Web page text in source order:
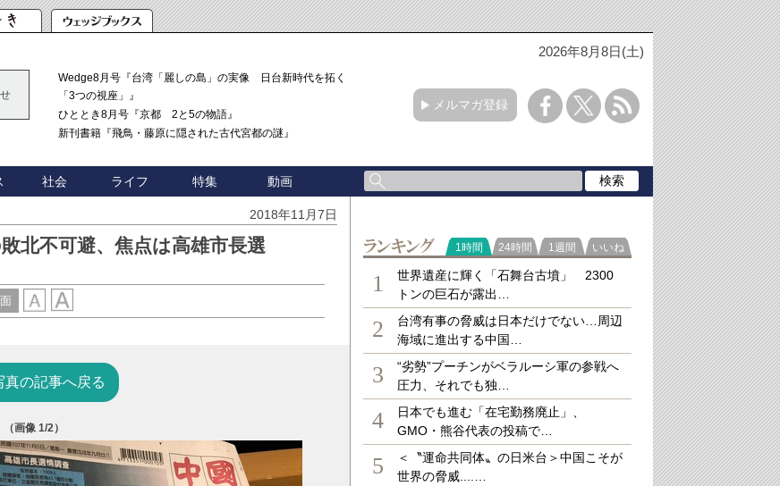
2026年8月8日(土)
Wedge8月号『台湾「麗しの島」の実像 日台新時代を拓く
「3つの視座」』
ひととき8月号『京都 2と5の物語』
新刊書籍『飛鳥・藤原に隠された古代宮都の謎』
メルマガ登録
社会 ライフ 特集 動画
2018年11月7日
北不可避、焦点は高雄市長選
真の記事へ戻る
（画像1/2）
高雄市長選に立候補している国民党の韓國瑜氏
ラ
1時間 24時間 1週間 いいね
1
世界遺産に輝く「石舞台古墳」 2300
トンの巨石が露出…
2
台湾有事の脅威は日本だけでない…周辺
海域に進出する中国…
3
“劣勢”プーチンがベラルーシ軍の参戦へ
圧力、それでも独…
4
日本でも進む「在宅勤務廃止」、
GMO・熊谷代表の投稿で…
5
＜〝運命共同体〟の日米台＞中国こそが
世界の脅威....…